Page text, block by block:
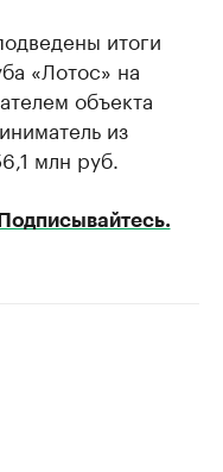
итоги
«Лотос» на
объекта
из
млн руб.